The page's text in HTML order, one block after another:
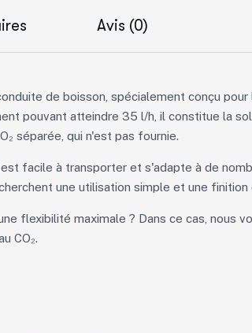
Avis (0)
de boisson, spécialement conçu
pouvant atteindre 35 l/h, il constitue la
séparée, qui n'est pas fournie.
facile à transporter et s'adapte à de
une utilisation simple et une finition
flexibilité maximale ? Dans ce cas, nous
CO₂.